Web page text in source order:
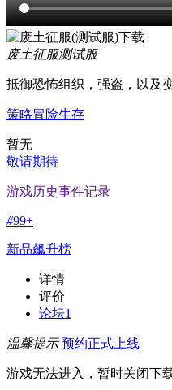
废土征服测试服
抵御恐怖组织，强盗，以及
策略冒险生存
暂无
敬请期待
游戏历史事件记录
#99+
新品飙升榜
详情
评价
论坛1
温馨提示 预约正式上线
游戏无法进入，暂时关闭下载